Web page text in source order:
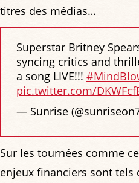
titres des médias…
Superstar Britney
syncing critics and
a song LIVE!!!
pic.twitter.com/
— Sunrise
Sur les tournées comme
enjeux financiers sont tels